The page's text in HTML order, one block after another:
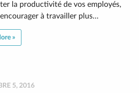
la productivité de vos employés,
encourager à travailler plus…
»
5, 2016